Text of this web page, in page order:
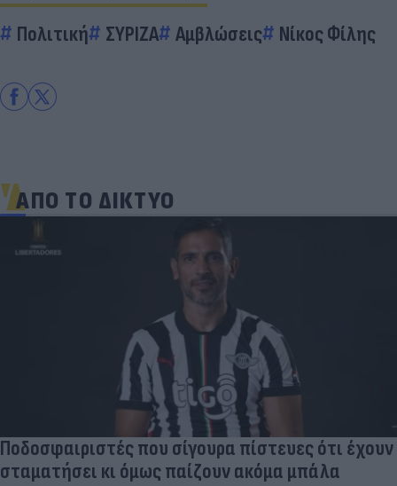
Πολιτική ΣΥΡΙΖΑ Αμβλώσεις Νίκος Φίλης
ΑΠΟ ΤΟ ΔΙΚΤΥΟ
Ποδοσφαιριστές που σίγουρα πίστευες ότι έχουν
σταματήσει κι όμως παίζουν ακόμα μπάλα